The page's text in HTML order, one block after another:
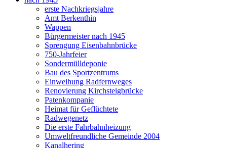
erste Nachkriegsjahre
Amt Berkenthin
Wappen
Bürgermeister nach 1945
Sprengung Eisenbahnbrücke
750-Jahrfeier
Sondermülldeponie
Bau des Sportzentrums
Einweihung Radfernweges
Renovierung Kirchsteigbrücke
Patenkompanie
Heimat für Geflüchtete
Radwegenetz
Die erste Fahrbahnheizung
Umweltfreundliche Gemeinde 2004
Kanalhering